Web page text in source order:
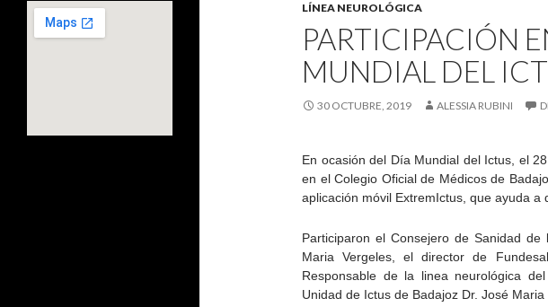
LÍNEA NEUROLÓGICA
PARTICIPACIÓN
MUNDIAL DEL
30 OCTUBRE, 2019 ALESSIA RUBINI
En ocasión del Día Mundial del Ictus, el
en el Colegio Oficial de Médicos de
aplicación móvil ExtremIctus, que ayuda a
Participaron el Consejero de Sanidad
Maria Vergeles, el director de
Responsable de la linea neurológica
Unidad de Ictus de Badajoz Dr. José Maria